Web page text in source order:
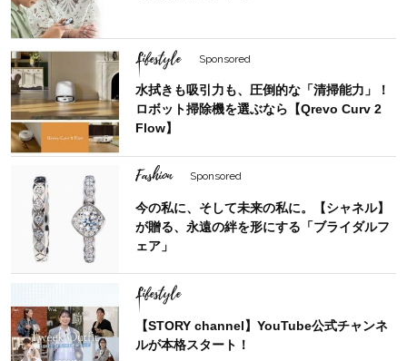
Lifestyle Sponsored
水拭きも吸引力も、圧倒的な「清掃能力」！
ロボット掃除機を選ぶなら【Qrevo Curv 2
Flow】
Fashion Sponsored
今の私に、そして未来の私に。【シャネル】
が贈る、永遠の絆を形にする「ブライダルフ
ェア」
Lifestyle
【STORY channel】YouTube公式チャンネ
ルが本格スタート！